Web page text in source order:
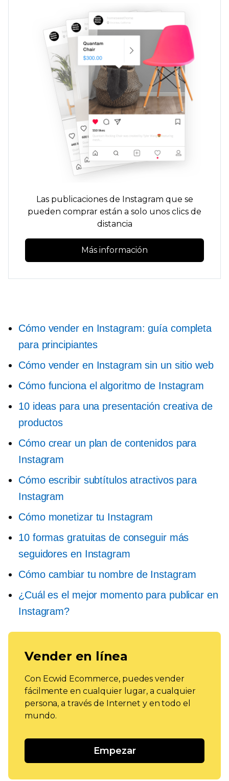
Las publicaciones de Instagram que se
pueden comprar están a solo unos clics de
distancia
Más información
Cómo vender en Instagram: guía completa
para principiantes
Cómo vender en Instagram sin un sitio web
Cómo funciona el algoritmo de Instagram
10 ideas para una presentación creativa de
productos
Cómo crear un plan de contenidos para
Instagram
Cómo escribir subtítulos atractivos para
Instagram
Cómo monetizar tu Instagram
10 formas gratuitas de conseguir más
seguidores en Instagram
Cómo cambiar tu nombre de Instagram
¿Cuál es el mejor momento para publicar en
Instagram?
Vender en línea
Con Ecwid Ecommerce, puedes vender
fácilmente en cualquier lugar, a cualquier
persona, a través de Internet y en todo el
mundo.
Empezar